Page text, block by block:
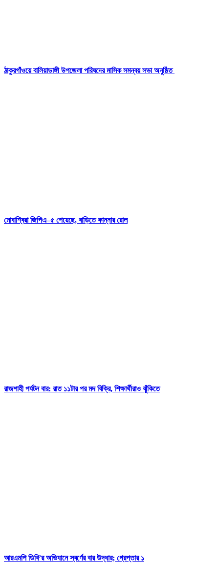
ঠাকুরগাঁওয়ে বালিয়াডাঙ্গী উপজেলা পরিষদের মাসিক সমন্বয় সভা অনুষ্ঠিত
মোবাশ্বিরা জিপিএ–৫ পেয়েছে, বাড়িতে কান্নার রোল
রাজশাহী পর্যটন বার: রাত ১১টার পর মদ বিক্রি, শিক্ষার্থীরাও ঝুঁকিতে
আরএমপি ডিবি’র অভিযানে স্বর্ণের বার উদ্ধার; গ্রেপ্তার ১